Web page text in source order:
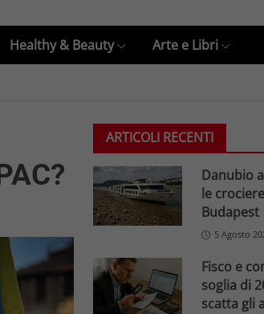
Healthy & Beauty Arte e Libri
ARTICOLI RECENTI
Danubio
le
Budapest
5 Agosto
Fisco e
soglia di
scatta gli